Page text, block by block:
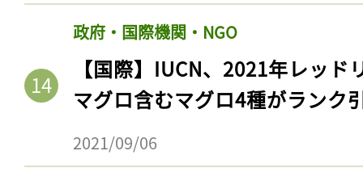
政府・国際機関・NGO
【国際】IUCN、2021年レッ
マグロ含むマグロ4種がランク
2021/09/06